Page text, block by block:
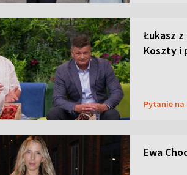
Łukasz
Koszty i
Pytanie
Ewa